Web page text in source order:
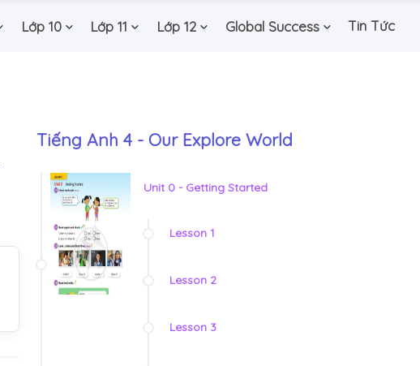
Lớp 10 Lớp 11 Lớp 12 Global Success Tin Tức
Tiếng Anh 4 - Our Explore World
Unit 0 - Getting Started
Lesson 1
Lesson 2
Lesson 3